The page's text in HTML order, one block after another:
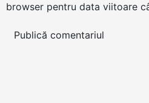
browser pentru data viitoare